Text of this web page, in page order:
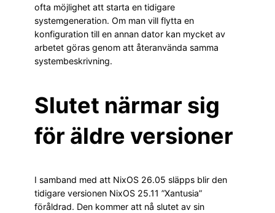
ofta möjlighet att starta en tidigare
systemgeneration. Om man vill flytta en
konfiguration till en annan dator kan mycket av
arbetet göras genom att återanvända samma
systembeskrivning.
Slutet närmar sig
för äldre versioner
I samband med att NixOS 26.05 släpps blir den
tidigare versionen NixOS 25.11 ”Xantusia”
föråldrad. Den kommer att nå slutet av sin